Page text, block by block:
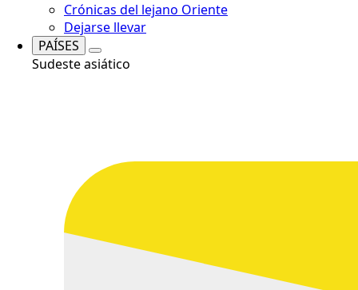
Crónicas del lejano Oriente
Dejarse llevar
PAÍSES
Sudeste asiático